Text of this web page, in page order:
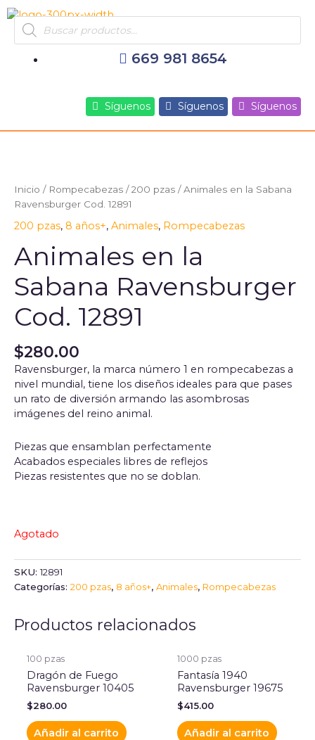
al
contenido
Products
search
669 981 8654
Síguenos Síguenos Síguenos
Inicio / Rompecabezas /200 pzas / Animales en la Sabana
Ravensburger Cod. 12891
200 pzas, 8 años+, Animales, Rompecabezas
Animales en la
Sabana Ravensburger
Cod. 12891
$280.00
Ravensburger, la marca número 1 en rompecabezas a
nivel mundial, tiene los diseños ideales para que pases
un rato de diversión armando las asombrosas
imágenes del reino animal.
Piezas que ensamblan perfectamente
Acabados especiales libres de reflejos
Piezas resistentes que no se doblan.
Agotado
SKU:12891
Categorías: 200 pzas, 8 años+, Animales, Rompecabezas
Productos relacionados
100 pzas
Dragón de Fuego
Ravensburger 10405
$280.00
Añadir al carrito
1000 pzas
Fantasía 1940
Ravensburger 19675
$415.00
Añadir al carrito